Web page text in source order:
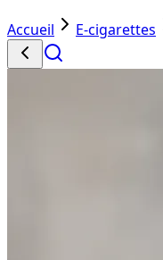
Accueil E-cigarettes